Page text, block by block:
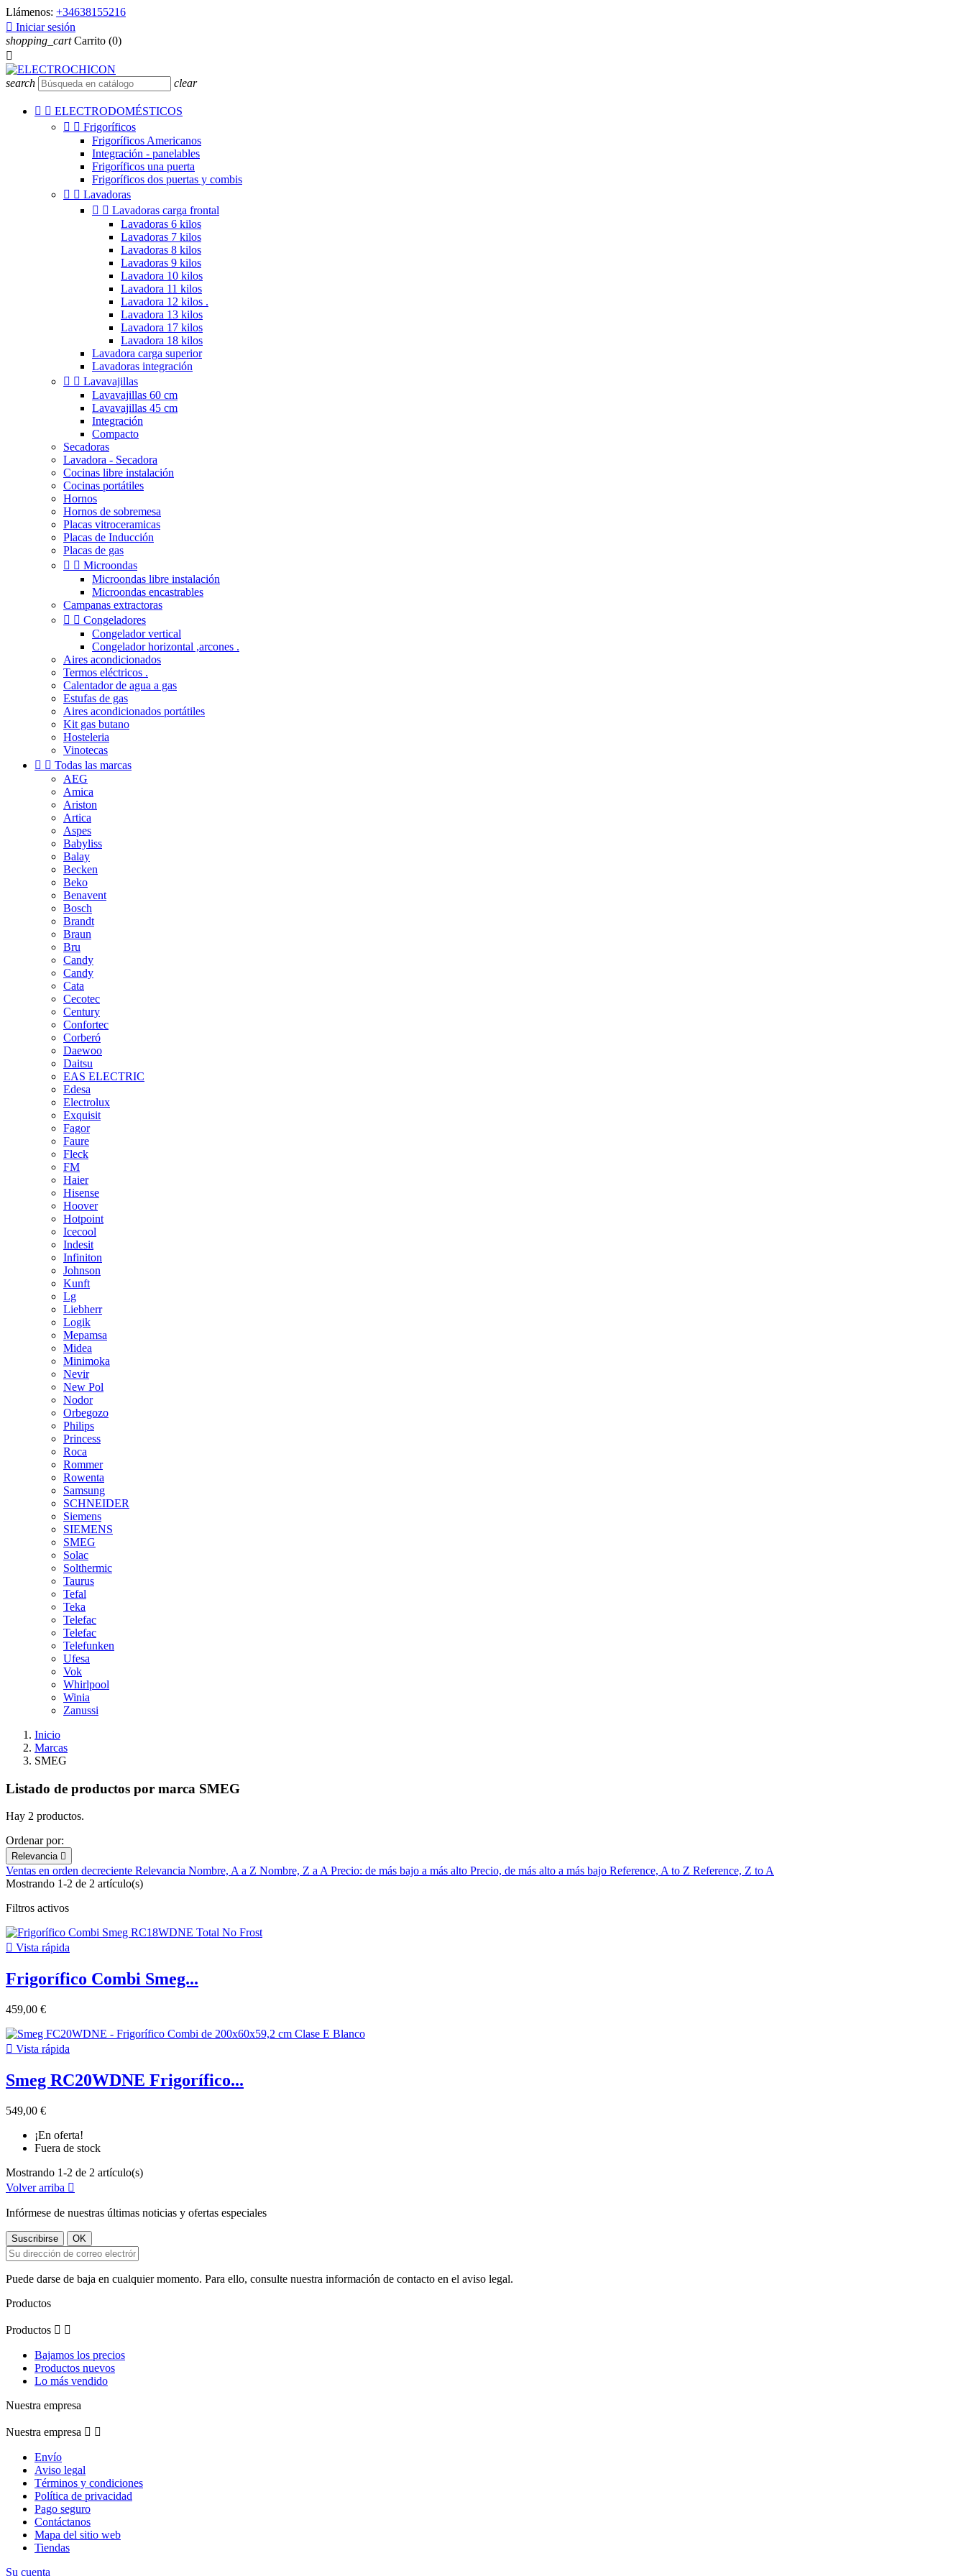
Llámenos: +34638155216
 Iniciar sesión
shopping_cart Carrito (0)

search clear
  ELECTRODOMÉSTICOS
  Frigoríficos
Frigoríficos Americanos
Integración - panelables
Frigoríficos una puerta
Frigoríficos dos puertas y combis
  Lavadoras
  Lavadoras carga frontal
Lavadoras 6 kilos
Lavadoras 7 kilos
Lavadoras 8 kilos
Lavadoras 9 kilos
Lavadora 10 kilos
Lavadora 11 kilos
Lavadora 12 kilos .
Lavadora 13 kilos
Lavadora 17 kilos
Lavadora 18 kilos
Lavadora carga superior
Lavadoras integración
  Lavavajillas
Lavavajillas 60 cm
Lavavajillas 45 cm
Integración
Compacto
Secadoras
Lavadora - Secadora
Cocinas libre instalación
Cocinas portátiles
Hornos
Hornos de sobremesa
Placas vitroceramicas
Placas de Inducción
Placas de gas
  Microondas
Microondas libre instalación
Microondas encastrables
Campanas extractoras
  Congeladores
Congelador vertical
Congelador horizontal ,arcones .
Aires acondicionados
Termos eléctricos .
Calentador de agua a gas
Estufas de gas
Aires acondicionados portátiles
Kit gas butano
Hosteleria
Vinotecas
  Todas las marcas
AEG
Amica
Ariston
Artica
Aspes
Babyliss
Balay
Becken
Beko
Benavent
Bosch
Brandt
Braun
Bru
Candy
Candy
Cata
Cecotec
Century
Confortec
Corberó
Daewoo
Daitsu
EAS ELECTRIC
Edesa
Electrolux
Exquisit
Fagor
Faure
Fleck
FM
Haier
Hisense
Hoover
Hotpoint
Icecool
Indesit
Infiniton
Johnson
Kunft
Lg
Liebherr
Logik
Mepamsa
Midea
Minimoka
Nevir
New Pol
Nodor
Orbegozo
Philips
Princess
Roca
Rommer
Rowenta
Samsung
SCHNEIDER
Siemens
SIEMENS
SMEG
Solac
Solthermic
Taurus
Tefal
Teka
Telefac
Telefac
Telefunken
Ufesa
Vok
Whirlpool
Winia
Zanussi
Inicio
Marcas
SMEG
Listado de productos por marca SMEG
Hay 2 productos.
Ordenar por:
Relevancia 
Ventas en orden decreciente Relevancia Nombre, A a Z Nombre, Z a APrecio: de más bajo a más alto Precio, de más alto a más bajo Reference, A to Z Reference, Z to A
Mostrando 1-2 de 2 artículo(s)
Filtros activos
 Vista rápida
Frigorífico Combi Smeg...
459,00 €
 Vista rápida
Smeg RC20WDNE Frigorífico...
549,00 €
¡En oferta!
Fuera de stock
Mostrando 1-2 de 2 artículo(s)
Volver arriba 
Infórmese de nuestras últimas noticias y ofertas especiales
Puede darse de baja en cualquier momento. Para ello, consulte nuestra información de contacto en el aviso legal.
Productos
Productos  
Bajamos los precios
Productos nuevos
Lo más vendido
Nuestra empresa
Nuestra empresa  
Envío
Aviso legal
Términos y condiciones
Política de privacidad
Pago seguro
Contáctanos
Mapa del sitio web
Tiendas
Su cuenta